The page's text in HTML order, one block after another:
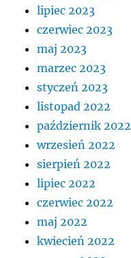
lipiec 2023
czerwiec 2023
maj 2023
marzec 2023
styczeń 2023
listopad 2022
październik 2022
wrzesień 2022
sierpień 2022
lipiec 2022
czerwiec 2022
maj 2022
kwiecień 2022